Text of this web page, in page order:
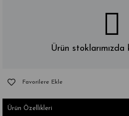
Ürün stoklarımızda
Favorilere Ekle
Ürün Özellikleri